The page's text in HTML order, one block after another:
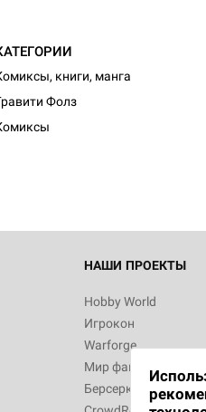
книги, манга
Фолз
НАШИ ПРОЕКТЫ
Hobby World
Игрокон
Warforge
Мир фантастики
Берсерк
Монстры